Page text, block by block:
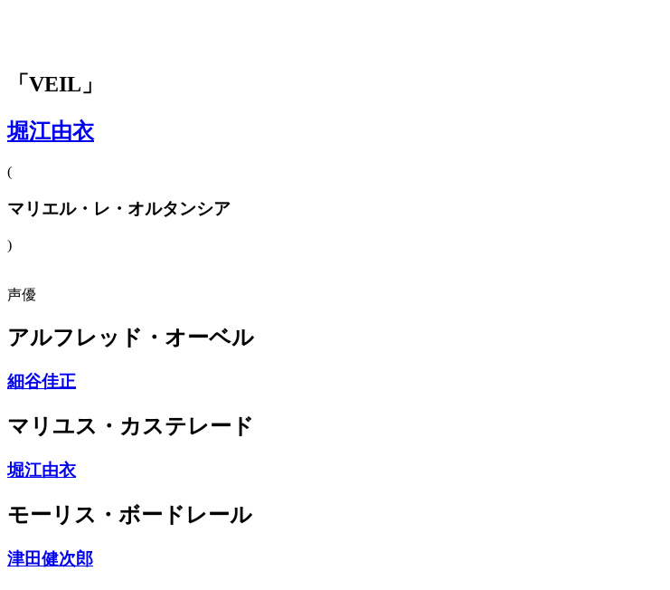
「VEIL」
堀江由衣
(
マリエル・レ・オルタンシア
)
声優
アルフレッド・オーベル
細谷佳正
マリユス・カステレード
堀江由衣
モーリス・ボードレール
津田健次郎